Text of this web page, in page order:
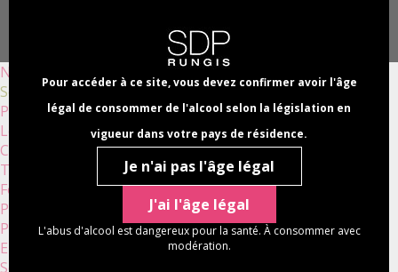
Pour accéder à ce site, vous devez confirmer avoir l'âge
légal de consommer de l'alcool selon la législation en
vigueur dans votre pays de résidence.
Je n'ai pas l'âge légal
J'ai l'âge légal
L'abus d'alcool est dangereux pour la santé. À consommer avec
modération.
principal
Nouveautés
Sélections bio
Produits apéritifs
Légumes
Champignons
Truffes
Foies gras et terrines
Plats cuisinés
Poissons
Epicerie sèche
Soupes et veloutés